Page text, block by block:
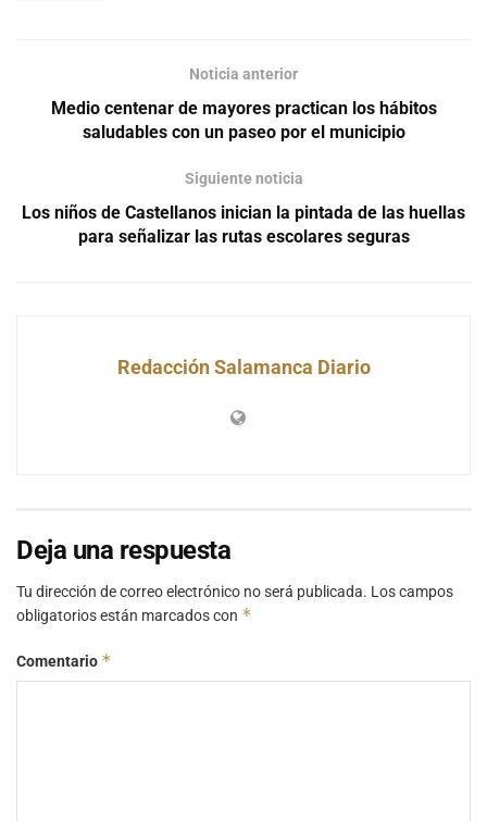
Noticia anterior
Medio centenar de mayores practican los hábitos
saludables con un paseo por el municipio
Siguiente noticia
Los niños de Castellanos inician la pintada de las huellas
para señalizar las rutas escolares seguras
Redacción Salamanca Diario
Deja una respuesta
Tu dirección de correo electrónico no será publicada. Los campos
obligatorios están marcados con *
Comentario *